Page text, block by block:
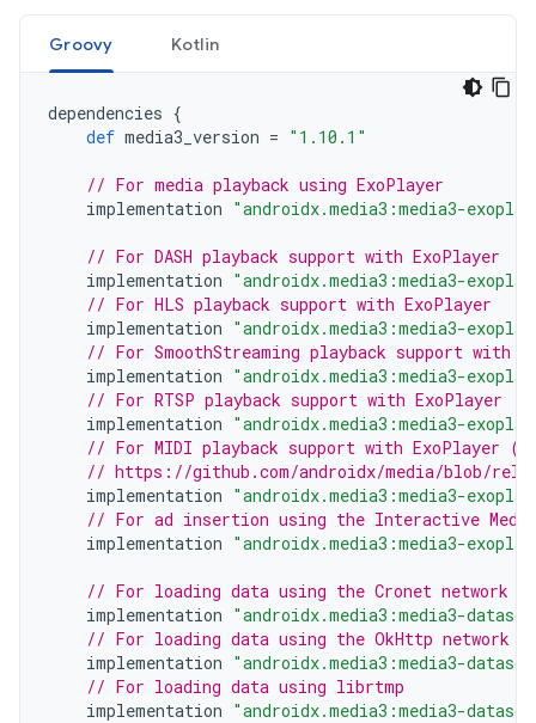
Groovy Kotlin
dependencies {
def media3_version = "1.10.1"
// For media playback using ExoPlayer
implementation "androidx.media3:media3-
// For DASH playback support with ExoPlayer
implementation "androidx.media3:media3-
// For HLS playback support with ExoPlayer
implementation "androidx.media3:media3-
// For SmoothStreaming playback support with
implementation "androidx.media3:media3-
// For RTSP playback support with ExoPlayer
implementation "androidx.media3:media3-
// For MIDI playback support with ExoPlayer
// https://github.com/androidx/media/blob/
implementation "androidx.media3:media3-
// For ad insertion using the Interactive Media
implementation "androidx.media3:media3-
// For loading data using the Cronet network
implementation "androidx.media3:media3-
// For loading data using the OkHttp network
implementation "androidx.media3:media3-
// For loading data using librtmp
implementation "androidx.media3:media3-